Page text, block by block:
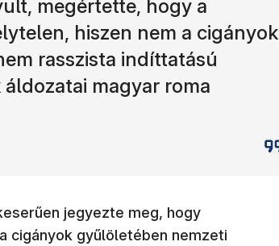
megértette, hogy a
hiszen nem a cigányok
rasszista indíttatású
magyar roma
jegyezte meg, hogy
cigányok gyűlöletében nemzeti